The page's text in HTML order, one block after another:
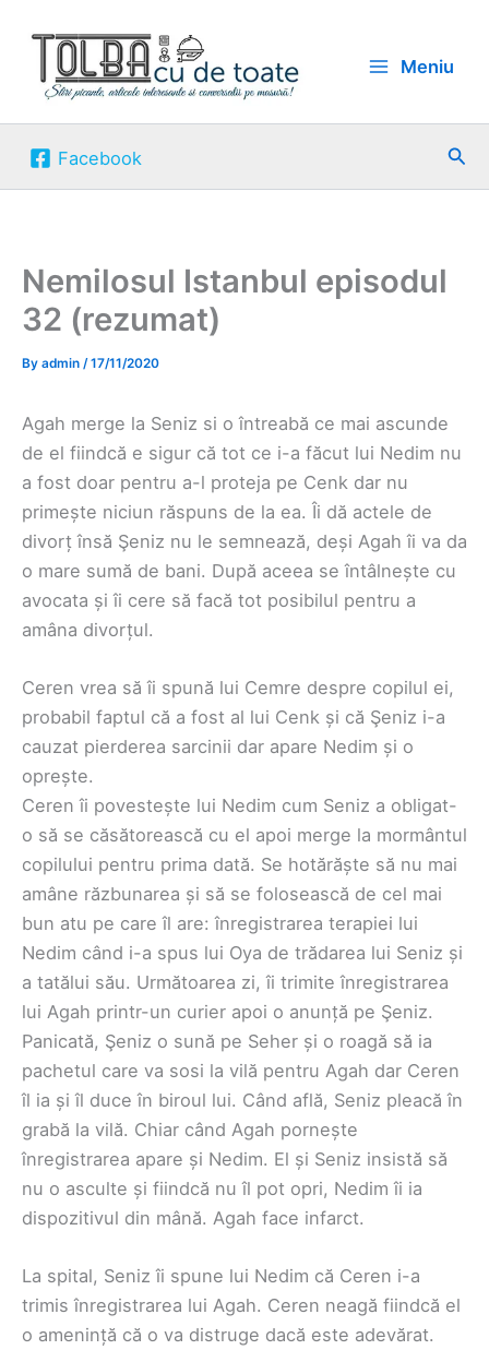
content
Meniu
Facebook
Nemilosul Istanbul episodul
32 (rezumat)
By admin /17/11/2020
Agah merge la Seniz si o întreabă ce mai ascunde
de el fiindcă e sigur că tot ce i-a făcut lui Nedim nu
a fost doar pentru a-l proteja pe Cenk dar nu
primește niciun răspuns de la ea. Îi dă actele de
divorț însă Şeniz nu le semnează, deși Agah îi va da
o mare sumă de bani. După aceea se întâlnește cu
avocata și îi cere să facă tot posibilul pentru a
amâna divorțul.
Ceren vrea să îi spună lui Cemre despre copilul ei,
probabil faptul că a fost al lui Cenk și că Şeniz i-a
cauzat pierderea sarcinii dar apare Nedim și o
oprește.
Ceren îi povestește lui Nedim cum Seniz a obligat-
o să se căsătorească cu el apoi merge la mormântul
copilului pentru prima dată. Se hotărăște să nu mai
amâne răzbunarea și să se folosească de cel mai
bun atu pe care îl are: înregistrarea terapiei lui
Nedim când i-a spus lui Oya de trădarea lui Seniz și
a tatălui său. Următoarea zi, îi trimite înregistrarea
lui Agah printr-un curier apoi o anunță pe Şeniz.
Panicată, Şeniz o sună pe Seher și o roagă să ia
pachetul care va sosi la vilă pentru Agah dar Ceren
îl ia și îl duce în biroul lui. Când află, Seniz pleacă în
grabă la vilă. Chiar când Agah pornește
înregistrarea apare și Nedim. El și Seniz insistă să
nu o asculte și fiindcă nu îl pot opri, Nedim îi ia
dispozitivul din mână. Agah face infarct.
La spital, Seniz îi spune lui Nedim că Ceren i-a
trimis înregistrarea lui Agah. Ceren neagă fiindcă el
o amenință că o va distruge dacă este adevărat.